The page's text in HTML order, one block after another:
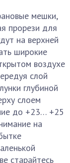
мешки,
прорези для
на верхней
широкие
воздухе
слой
глубиной
слоем
до +23… +25
на
старайтесь